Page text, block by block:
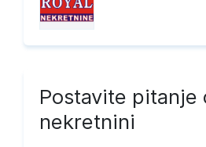
Postavite pitanje
nekretnini